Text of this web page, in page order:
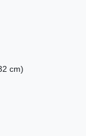
cm)